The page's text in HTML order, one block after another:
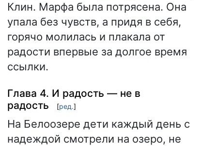
Клин. Марфа была потрясена. Она
упала без чувств, а придя в себя,
горячо молилась и плакала от
радости впервые за долгое время
ссылки.
Глава 4. И радость — не в
радость
[ред.]
На Белоозере дети каждый день с
надеждой смотрели на озеро, не